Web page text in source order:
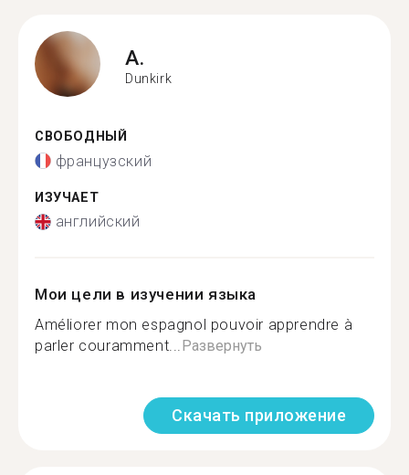
A.
Dunkirk
СВОБОДНЫЙ
французский
ИЗУЧАЕТ
английский
Мои цели в изучении языка
Améliorer mon espagnol pouvoir apprendre à
parler couramment...Развернуть
Скачать приложение